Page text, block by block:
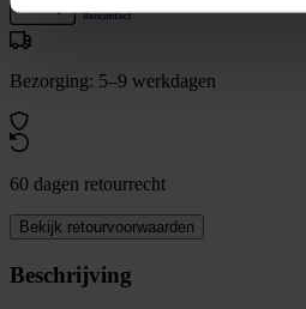
Bezorging: 5–9 werkdagen
60 dagen retourrecht
Bekijk retourvoorwaarden
Beschrijving